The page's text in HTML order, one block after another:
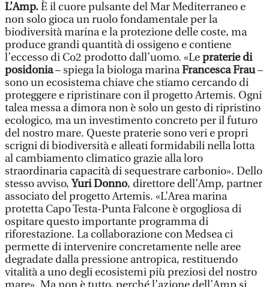
L’Amp.È il cuore pulsante del Mar Mediterraneo e
non solo gioca un ruolo fondamentale per la
biodiversità marina e la protezione delle coste, ma
produce grandi quantità di ossigeno e contiene
l’eccesso di Co2 prodotto dall’uomo. «Lepraterie di
posidonia– spiega la biologa marinaFrancesca Frau–
sono un ecosistema chiave che stiamo cercando di
proteggere e ripristinare con il progetto Artemis. Ogni
talea messa a dimora non è solo un gesto di ripristino
ecologico, ma un investimento concreto per il futuro
del nostro mare. Queste praterie sono veri e propri
scrigni di biodiversità e alleati formidabili nella lotta
al cambiamento climatico grazie alla loro
straordinaria capacità di sequestrare carbonio». Dello
stesso avviso,Yuri Donno, direttore dell’Amp, partner
associato del progetto Artemis. «L’Area marina
protetta Capo Testa-Punta Falcone è orgogliosa di
ospitare questo importante programma di
riforestazione. La collaborazione con Medsea ci
permette di intervenire concretamente nelle aree
degradate dalla pressione antropica, restituendo
vitalità a uno degli ecosistemi più preziosi del nostro